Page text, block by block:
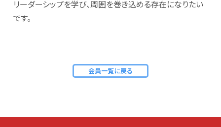
リーダーシップを学び、周囲を巻き込める存在になりたい
です。
会員一覧に戻る